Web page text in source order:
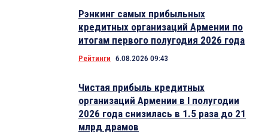
Рэнкинг самых прибыльных
кредитных организаций Армении по
итогам первого полугодия 2026 года
Рейтинги 6.08.2026 09:43
Чистая прибыль кредитных
организаций Армении в I полугодии
2026 года снизилась в 1.5 раза до 21
млрд драмов